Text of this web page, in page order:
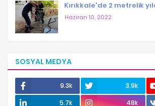
Kırıkkale'de 2 metrelik
Haziran 10, 2022
SOSYAL MEDYA
9.3k 3.9k
5.7k
48k